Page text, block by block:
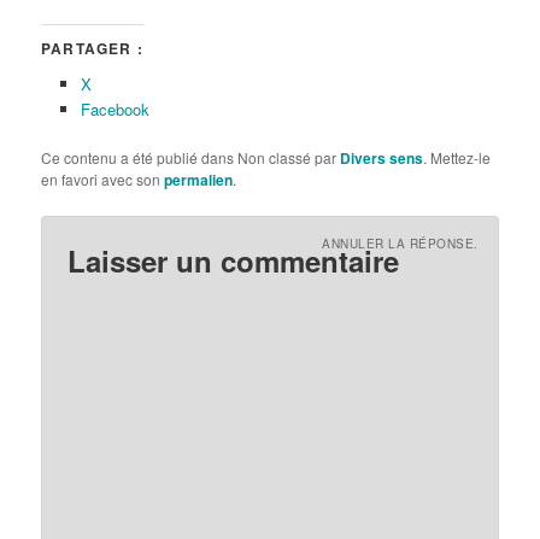
PARTAGER :
X
Facebook
Ce contenu a été publié dans Non classé par Divers sens. Mettez-le
en favori avec sonpermalien.
Laisser un commentaireANNULER LA RÉPONSE.